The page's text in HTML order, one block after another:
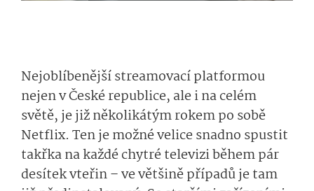
Nejoblíbenější streamovací platformou
nejen v České republice, ale i na celém
světě, je již několikátým rokem po sobě
Netflix. Ten je možné velice snadno spustit
takřka na každé chytré televizi během pár
desítek vteřin – ve většině případů je tam